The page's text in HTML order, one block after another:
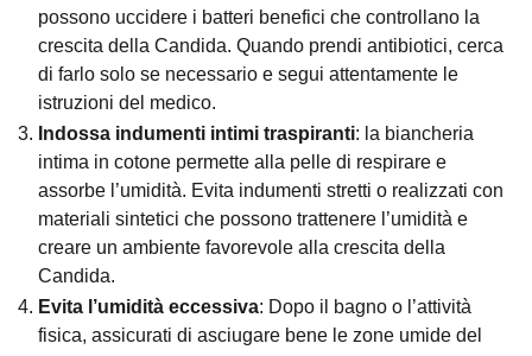
possono uccidere i batteri benefici che controllano la
crescita della Candida. Quando prendi antibiotici, cerca
di farlo solo se necessario e segui attentamente le
istruzioni del medico.
Indossa indumenti intimi traspiranti: la biancheria
intima in cotone permette alla pelle di respirare e
assorbe l’umidità. Evita indumenti stretti o realizzati con
materiali sintetici che possono trattenere l’umidità e
creare un ambiente favorevole alla crescita della
Candida.
Evita l’umidità eccessiva: Dopo il bagno o l’attività
fisica, assicurati di asciugare bene le zone umide del